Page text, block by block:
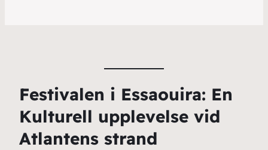
Festivalen i Essaouira: En
Kulturell upplevelse vid
Atlantens strand